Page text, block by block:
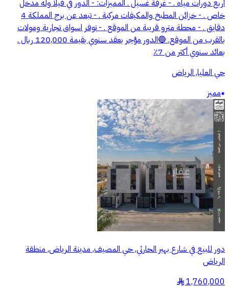
⁠أربع دورات مياه . - ⁠غرفة غسيل . المميزات: - الدور في فيلا وله مدخل
خاص . - خزائن المطبخ والمكيفات مركبة . - تبعد عن برج المملكة 4
دقايق . - محطة مترو قريبة من الموقع . - توفر اسواق تجارية ومولات
بالقرب من الموقع. 🔵الدور مؤجر بعقد سنوي بقيمة 120,000 ربال .
بعائد سنوي أكثر من 7٪
حي العليا, الرياض
مميز
دور للبيع في شارع بهير الحارثي, حي المصيف, مدينة الرياض, منطقة
الرياض
1,760,000
§